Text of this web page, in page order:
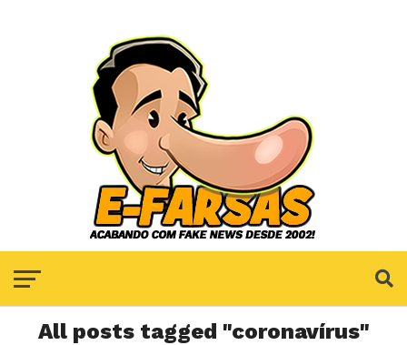
All posts tagged "coronavírus"